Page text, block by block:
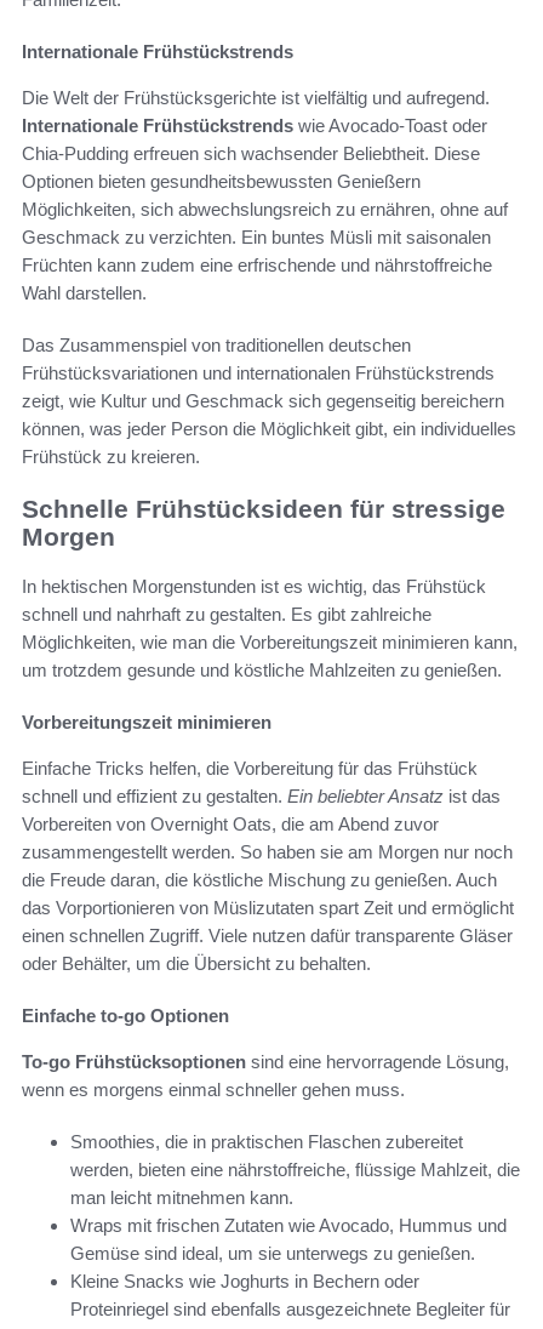
Internationale Frühstückstrends
Die Welt der Frühstücksgerichte ist vielfältig und aufregend.
Internationale Frühstückstrends wie Avocado-Toast oder
Chia-Pudding erfreuen sich wachsender Beliebtheit. Diese
Optionen bieten gesundheitsbewussten Genießern
Möglichkeiten, sich abwechslungsreich zu ernähren, ohne auf
Geschmack zu verzichten. Ein buntes Müsli mit saisonalen
Früchten kann zudem eine erfrischende und nährstoffreiche
Wahl darstellen.
Das Zusammenspiel von traditionellen deutschen
Frühstücksvariationen und internationalen Frühstückstrends
zeigt, wie Kultur und Geschmack sich gegenseitig bereichern
können, was jeder Person die Möglichkeit gibt, ein individuelles
Frühstück zu kreieren.
Schnelle Frühstücksideen für stressige
Morgen
In hektischen Morgenstunden ist es wichtig, das Frühstück
schnell und nahrhaft zu gestalten. Es gibt zahlreiche
Möglichkeiten, wie man die Vorbereitungszeit minimieren kann,
um trotzdem gesunde und köstliche Mahlzeiten zu genießen.
Vorbereitungszeit minimieren
Einfache Tricks helfen, die Vorbereitung für das Frühstück
schnell und effizient zu gestalten. Ein beliebter Ansatz ist das
Vorbereiten von Overnight Oats, die am Abend zuvor
zusammengestellt werden. So haben sie am Morgen nur noch
die Freude daran, die köstliche Mischung zu genießen. Auch
das Vorportionieren von Müslizutaten spart Zeit und ermöglicht
einen schnellen Zugriff. Viele nutzen dafür transparente Gläser
oder Behälter, um die Übersicht zu behalten.
Einfache to-go Optionen
To-go Frühstücksoptionen sind eine hervorragende Lösung,
wenn es morgens einmal schneller gehen muss.
Smoothies, die in praktischen Flaschen zubereitet
werden, bieten eine nährstoffreiche, flüssige Mahlzeit, die
man leicht mitnehmen kann.
Wraps mit frischen Zutaten wie Avocado, Hummus und
Gemüse sind ideal, um sie unterwegs zu genießen.
Kleine Snacks wie Joghurts in Bechern oder
Proteinriegel sind ebenfalls ausgezeichnete Begleiter für